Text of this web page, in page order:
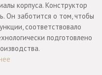
корпуса. Конструктор
Он заботится о том, чтобы
соответствовало
подготовлено